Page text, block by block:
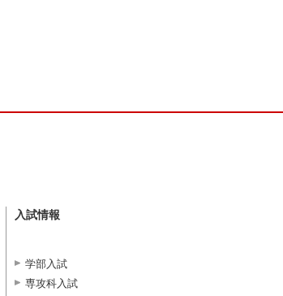
入試情報
学部入試
専攻科入試